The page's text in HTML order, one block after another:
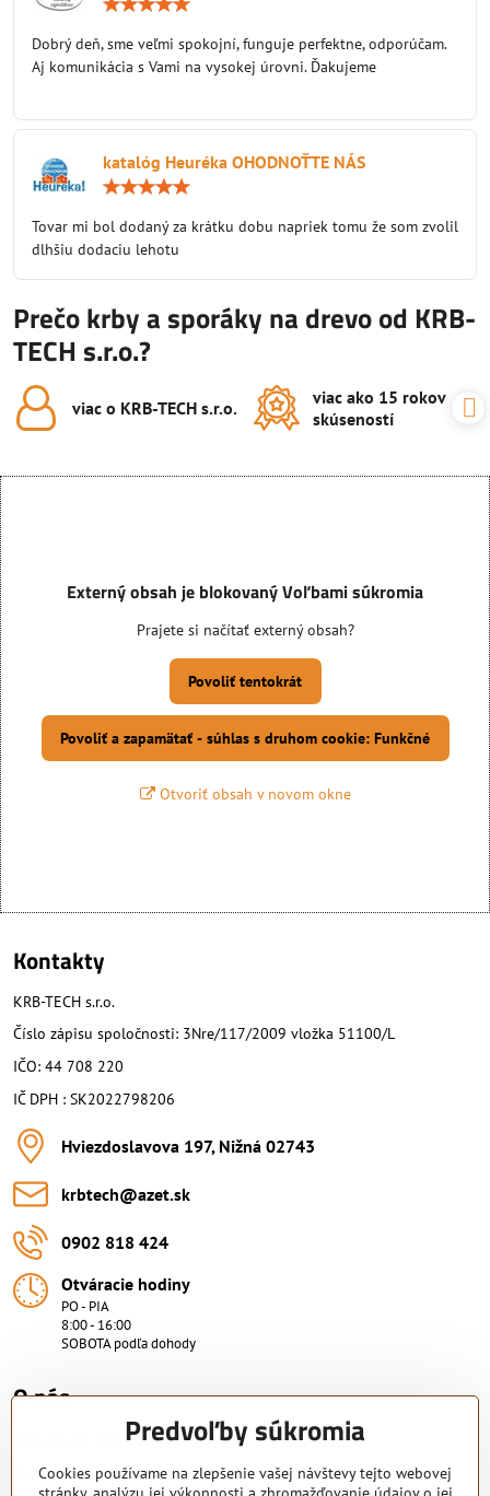
5
Dobrý deň, sme veľmi spokojní, funguje perfektne, odporúčam.
Aj komunikácia s Vami na vysokej úrovni. Ďakujeme
katalóg Heuréka OHODNOŤTE NÁS
5
Tovar mi bol dodaný za krátku dobu napriek tomu že som zvolil
dlhšiu dodaciu lehotu
Prečo krby a sporáky na drevo od KRB-
TECH s.r.o.?
viac o KRB-TECH s​.r​.o​.
viac ako 15 rokov
skúseností
Externý obsah je blokovaný Voľbami súkromia
Prajete si načítať externý obsah?
Povoliť tentokrát
Povoliť a zapamätať - súhlas s druhom cookie: Funkčné
Otvoriť obsah v novom okne
Kontakty
KRB-TECH s.r.o.
Číslo zápisu spoločnosti: 3Nre/117/2009 vložka 51100/L
IČO: 44 708 220
IČ DPH : SK2022798206
Hviezdoslavova 197, Nižná 02743
krbtech​@azet​.sk
0902 818 424
Otváracie hodiny
PO - PIA
8:00 - 16:00
SOBOTA podľa dohody
O nás.
Viac ako 15 rokov skúsenosti.
Nakupujte od overeného predajcu s certifikovaným servisným
Predvoľby súkromia
Cookies používame na zlepšenie vašej návštevy tejto webovej